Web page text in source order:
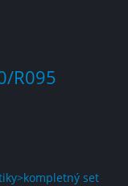
R095
set